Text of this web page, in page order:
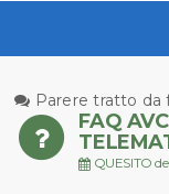
Parere tratto da
FAQ
QUESITO